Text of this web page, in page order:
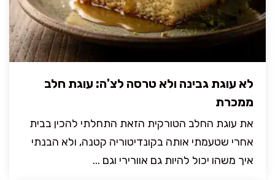
לא עוגת גבינה ולא טרסה לצ'ה: עוגת חלב
ממכרת
את עוגת החלב הטורקית הזאת התחלתי להכין בבית
אחרי שטעמתי אותה בקונדיטוריה קטנה, ולא הבנתי
איך משהו יכול להיות גם אוורירי וגם ...